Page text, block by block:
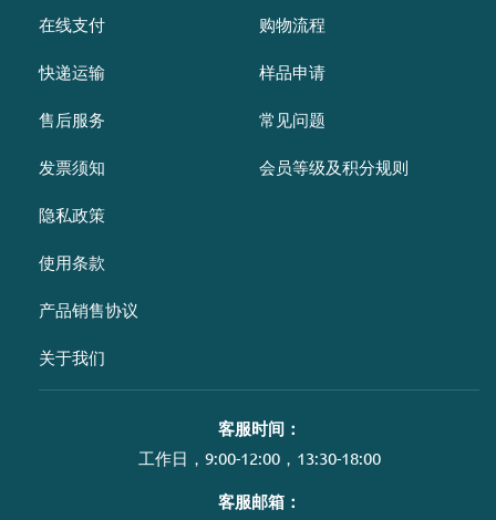
在线支付
快递运输
售后服务
发票须知
购物流程
样品申请
常见问题
会员等级及积分规则
隐私政策
使用条款
产品销售协议
关于我们
客服时间：
工作日，9:00-12:00，13:30-18:00
客服邮箱：